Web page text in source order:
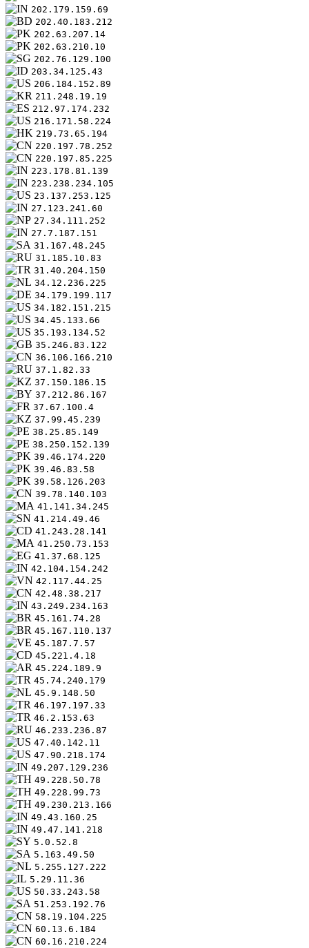
202.179.159.69
202.40.183.212
202.63.207.14
202.63.210.10
202.76.129.100
203.34.125.43
206.184.152.89
211.248.19.19
212.97.174.232
216.171.58.224
219.73.65.194
220.197.78.252
220.197.85.225
223.178.81.139
223.238.234.105
23.137.253.125
27.123.241.60
27.34.111.252
27.7.187.151
31.167.48.245
31.185.10.83
31.40.204.150
34.12.236.225
34.179.199.117
34.182.151.215
34.45.133.66
35.193.134.52
35.246.83.122
36.106.166.210
37.1.82.33
37.150.186.15
37.212.86.167
37.67.100.4
37.99.45.239
38.25.85.149
38.250.152.139
39.46.174.220
39.46.83.58
39.58.126.203
39.78.140.103
41.141.34.245
41.214.49.46
41.243.28.141
41.250.73.153
41.37.68.125
42.104.154.242
42.117.44.25
42.48.38.217
43.249.234.163
45.161.74.28
45.167.110.137
45.187.7.57
45.221.4.18
45.224.189.9
45.74.240.179
45.9.148.50
46.197.197.33
46.2.153.63
46.233.236.87
47.40.142.11
47.90.218.174
49.207.129.236
49.228.50.78
49.228.99.73
49.230.213.166
49.43.160.25
49.47.141.218
5.0.52.8
5.163.49.50
5.255.127.222
5.29.11.36
50.33.243.58
51.253.192.76
58.19.104.225
60.13.6.184
60.16.210.224